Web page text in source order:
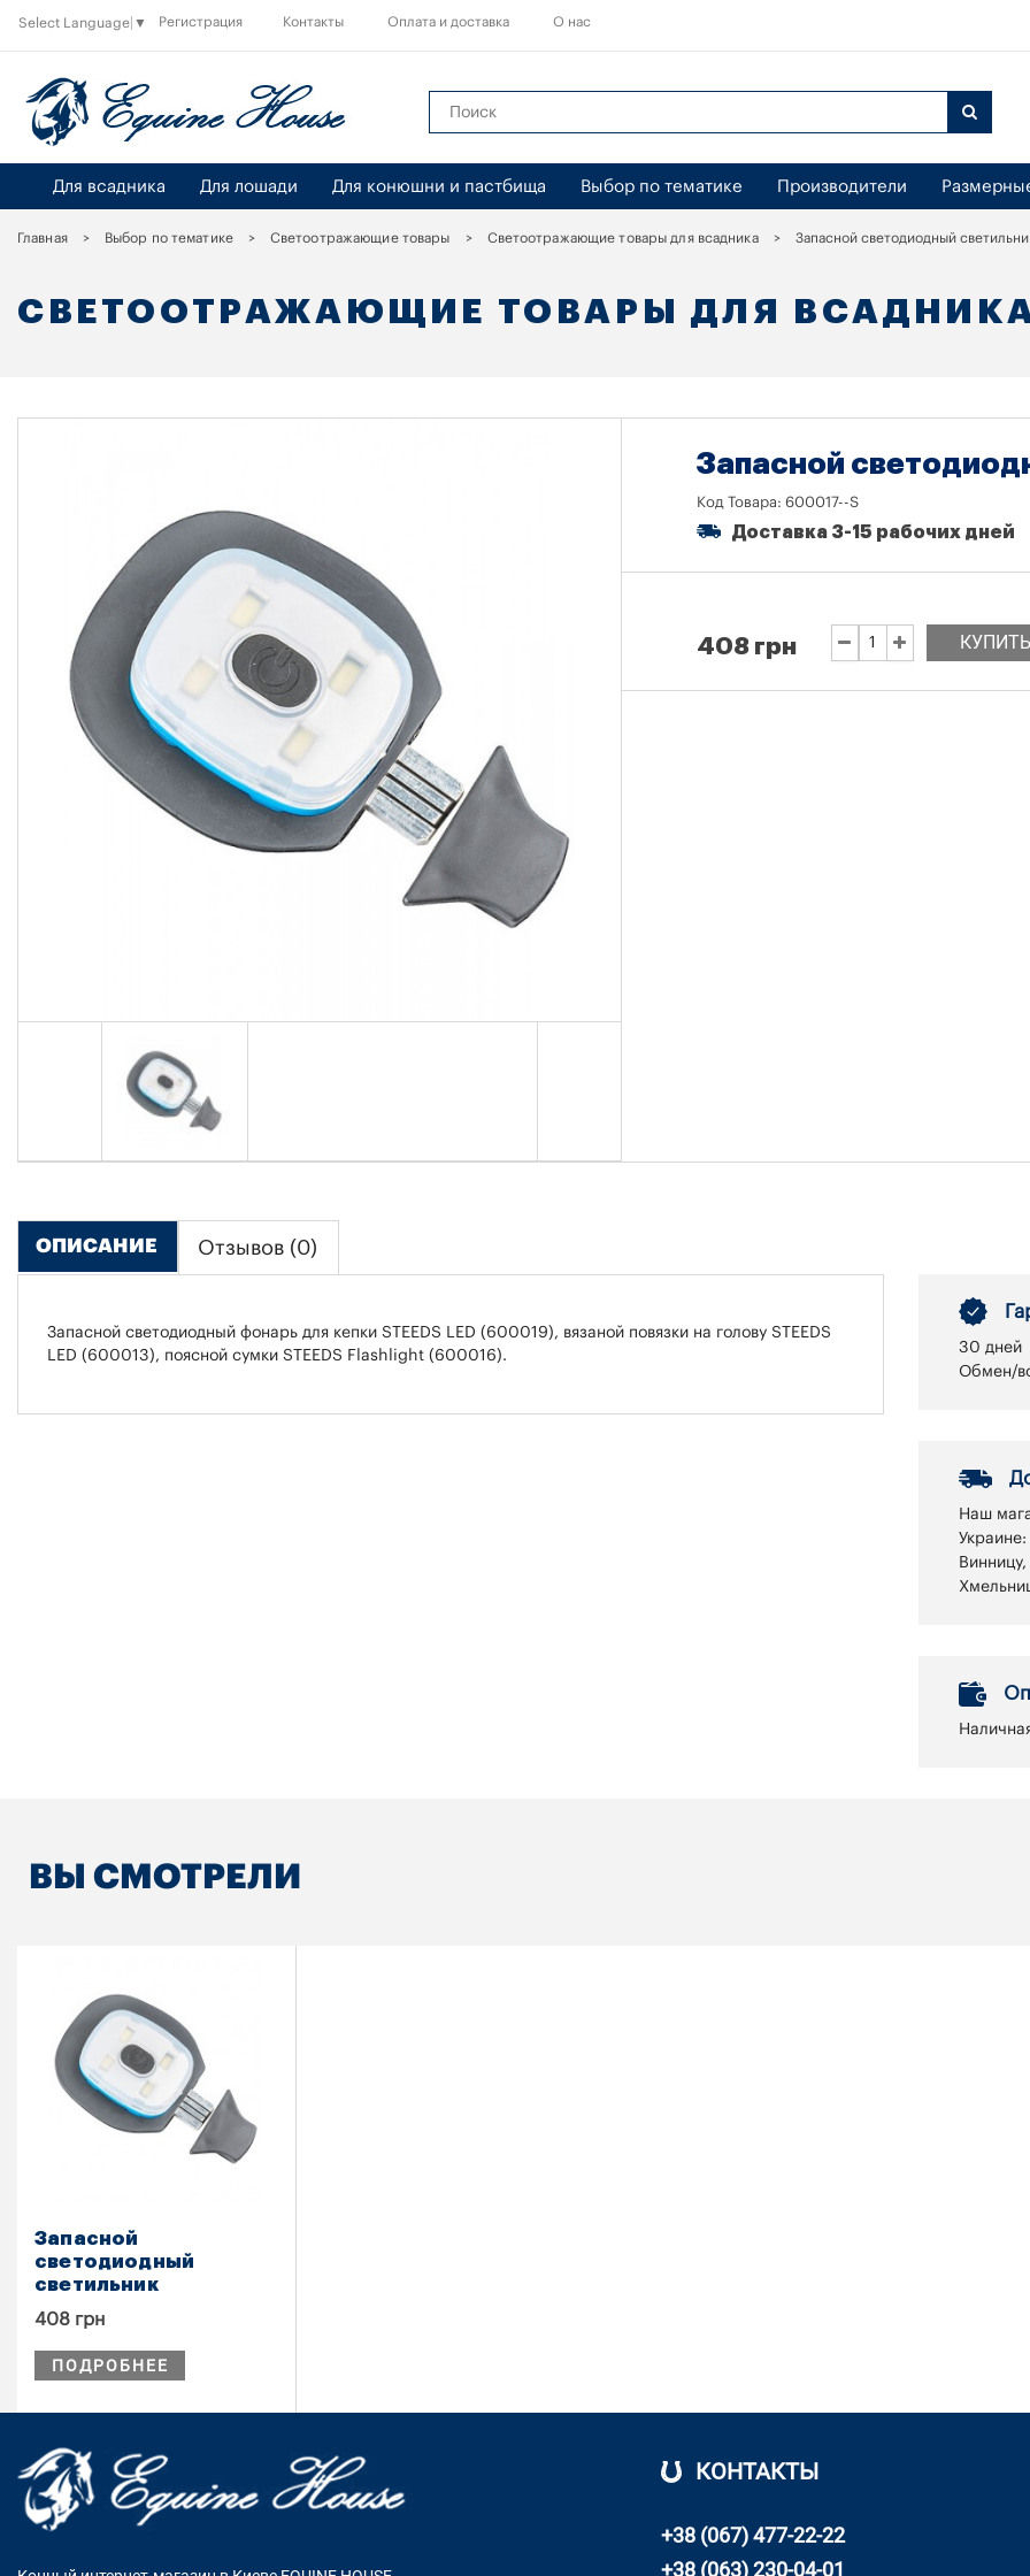
Select Language ▼ Регистрация Контакты Оплата и доставка О нас
Для всадника Для лошади Для конюшни и пастбища Выбор по тематике Производители
Главная Выбор по тематике Светоотражающие товары Светоотражающие товары для всадника Запасной светодиодный
СВЕТООТРАЖАЮЩИЕ ТОВАРЫ ДЛЯ
Запасной
Код Товара: 600017--S
Доставка 3-15 рабочих дней
КУПИТЬ
408 грн
ОПИСАНИЕ Отзывов (0)
Запасной светодиодный фонарь для кепки STEEDS LED (600019), вязаной повязки на голову STEEDS
LED (600013), поясной сумки STEEDS Flashlight (600016).
30 дней
Обмен/
Наш
Винницу,
ВЫ СМОТРЕЛИ
Запасной
светодиодный
светильник
408 грн
ПОДРОБНЕЕ
КОНТАКТЫ
+38 (067) 477-22-22
+38 (063) 230-04-01